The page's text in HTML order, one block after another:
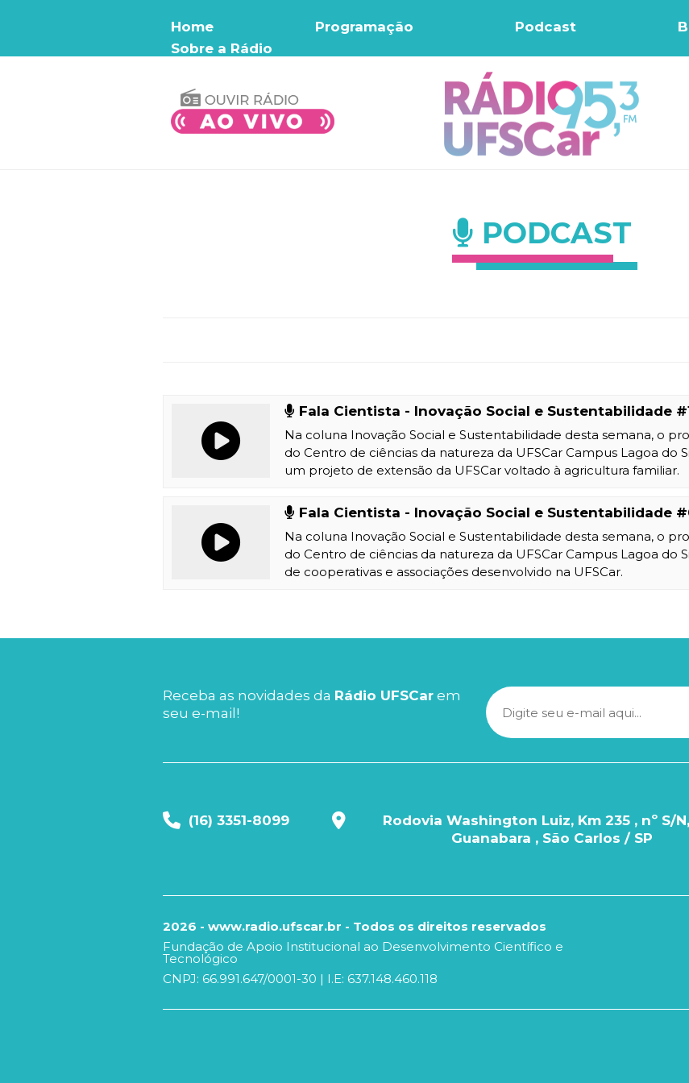
Home Programação Podcast
Sobre a Rádio
PODCAST
Fala Cientista - Inovação Social e Sustentabilidade
Na coluna Inovação Social e Sustentabilidade desta semana, o
do Centro de ciências da natureza da UFSCar Campus Lagoa do
um projeto de extensão da UFSCar voltado à agricultura familiar.
Fala Cientista - Inovação Social e Sustentabilidade
Na coluna Inovação Social e Sustentabilidade desta semana, o
do Centro de ciências da natureza da UFSCar Campus Lagoa do
de cooperativas e associações desenvolvido na UFSCar.
Receba as novidades da Rádio UFSCar em
seu e-mail!
(16) 3351-8099
Rodovia Washington Luiz, Km 235 , nº S/
Guanabara , São Carlos / SP
2026 - www.radio.ufscar.br - Todos os direitos reservados
Fundação de Apoio Institucional ao Desenvolvimento Científico e
Tecnológico
CNPJ: 66.991.647/0001-30 | I.E: 637.148.460.118